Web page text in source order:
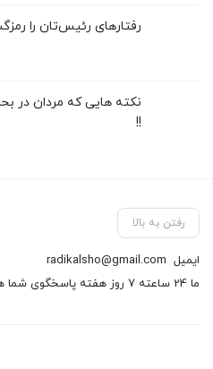
رفتارهای رئیس‌تان را
نکته هایی که مردان در
!!
رفتن به بالا
ایمیل radikalsho@gmail.com
ما 24 ساعته 7 روز هفته پاسخگوی شما هستیم.